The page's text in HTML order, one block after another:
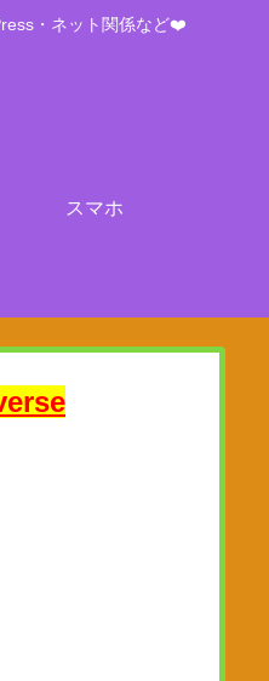
・ネット関係など❤️
スマホ